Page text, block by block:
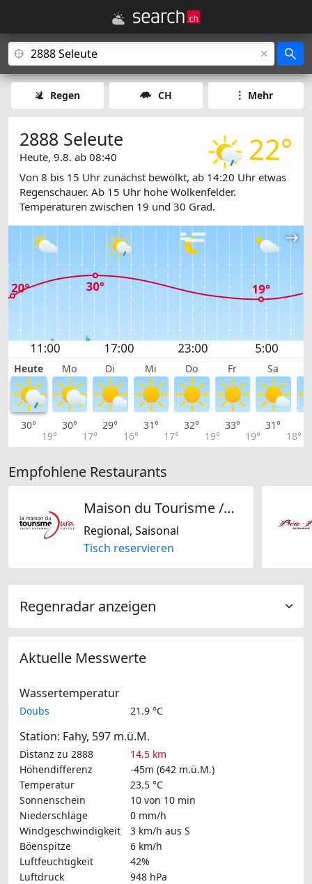
Regen CH Mehr
22°
2888 Seleute
Heute, 9.8. ab 08:40
Von 8 bis 15 Uhr zunächst bewölkt, ab 14:20 Uhr etwas
Regenschauer. Ab 15 Uhr hohe Wolkenfelder.
Temperaturen zwischen 19 und 30 Grad.
Heute Mo Di Mi Do Fr Sa
30°
19°
30°
17°
29°
16°
31°
17°
32°
19°
33°
19°
31°
18°
Empfohlene Restaurants
Maison du Tourisme /Restaurant du Terroir
Regional, Saisonal
Tisch reservieren
Regenradar anzeigen
Aktuelle Messwerte
Wassertemperatur
Doubs 21.9 °C
Station: Fahy, 597 m.ü.M.
Distanz zu 2888
14.5 km
Höhendifferenz
-45m (642 m.ü.M.)
Temperatur
23.5 °C
Sonnenschein
10 von 10 min
Niederschläge
0 mm/h
Windgeschwindigkeit
3 km/h aus S
Böenspitze
6 km/h
Luftfeuchtigkeit
42%
Luftdruck
948 hPa